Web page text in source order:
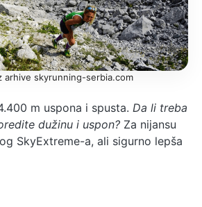
arhive skyrunning-serbia.com
m uspona i spusta. Da li treba
dužinu i uspon? Za nijansu
SkyExtreme-a, ali sigurno lepša